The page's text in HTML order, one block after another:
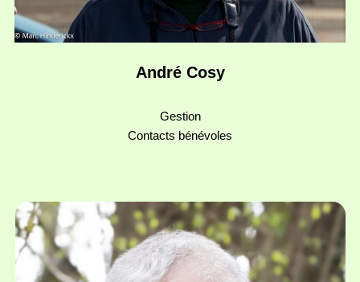
André Cosy
Gestion
Contacts bénévoles